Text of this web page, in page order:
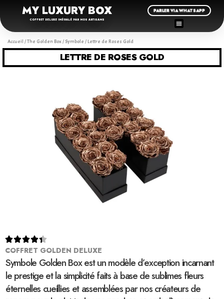
MY LUXURY BOX
COFFRET DELUXE INÉGALÉ PAR NOS ARTISANS
PARLER VIA WHATSAPP
Accueil /The Golden Box/ Symbole / Lettre de Roses Gold
LETTRE DE ROSES GOLD

COFFRET GOLDEN DELUXE
Symbole Golden Box est un modèle d’exception incarnant
le prestige et la simplicité faits à base de sublimes fleurs
éternelles cueillies et assemblées par nos créateurs de